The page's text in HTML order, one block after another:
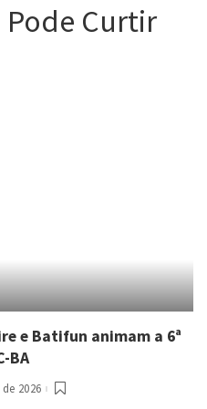
Pode Curtir
e Batifun animam a 6ª
BA
2026